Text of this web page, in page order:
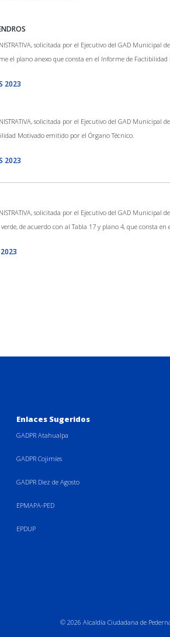
solicitada por el Ejecutivo del GAD
el plano anexo que consta en el Informe de
2023
solicitada por el Ejecutivo del GAD
Motivado emitido por el Órgano Técnico.
2023
solicitada por el Ejecutivo del GAD
de acuerdo con al Tabla 17 y plano 4, que consta
2023
AUTÓNOMO DESCENTRALIZADO
Enlaces Sugeridos
GADPR Atahualpa
GADPR Cojimíes
GADPR Diez de Agosto
EPMAPA-PED
EPDUP
© 2026 Alcaldía Ciudadana de